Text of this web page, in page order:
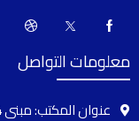
معلومات التواصل
عنوان المكتب: مبنى 14، شارع 286، المعادي، القاهرة، مصر.